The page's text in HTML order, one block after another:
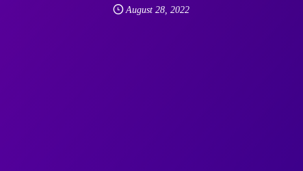
August 28,2022